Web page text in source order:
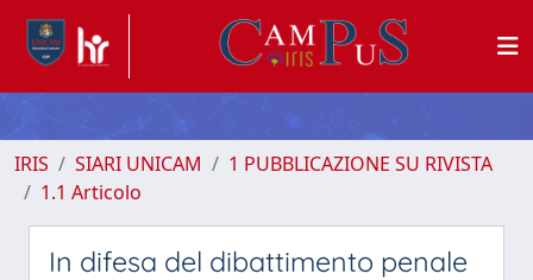
IRIS SIARI UNICAM
1 PUBBLICAZIONE SU RIVISTA
1.1 Articolo
In difesa del dibattimento penale